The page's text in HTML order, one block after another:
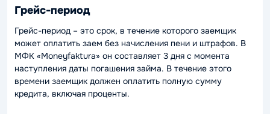
Грейс-период
Грейс-период – это срок, в течение которого заемщик
может оплатить заем без начисления пени и штрафов. В
МФК «Moneyfaktura» он составляет 3 дня с момента
наступления даты погашения займа. В течение этого
времени заемщик должен оплатить полную сумму
кредита, включая проценты.